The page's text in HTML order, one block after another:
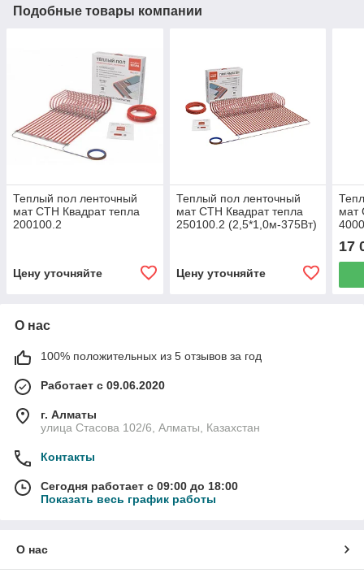
Подобные товары компании
Теплый пол ленточный
мат СТН Квадрат тепла
200100.2
Цену уточняйте
Теплый пол ленточный
мат СТН Квадрат тепла
250100.2 (2,5*1,0м-375Вт)
Цену уточняйте
мат
кв.м
17
О нас
100% положительных из 5 отзывов за год
Работает с 09.06.2020
г. Алматы
улица Стасова 102/6, Алматы, Казахстан
Контакты
Сегодня работает с 09:00 до 18:00
Показать весь график работы
О нас